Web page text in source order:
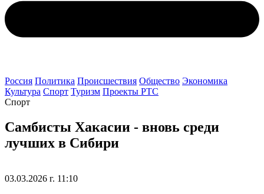
Россия Политика Происшествия Общество Экономика
Культура Спорт Туризм Проекты РТС
Спорт
Самбисты Хакасии - вновь среди
лучших в Сибири
03.03.2026 г. 11:10